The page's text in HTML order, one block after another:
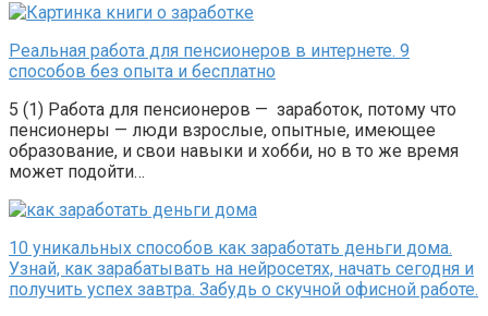
Реальная работа для пенсионеров в интернете. 9
способов без опыта и бесплатно
5 (1) Работа для пенсионеров — заработок, потому что
пенсионеры — люди взрослые, опытные, имеющее
образование, и свои навыки и хобби, но в то же время
может подойти…
10 уникальных способов как заработать деньги дома.
Узнай, как зарабатывать на нейросетях, начать сегодня и
получить успех завтра. Забудь о скучной офисной работе.